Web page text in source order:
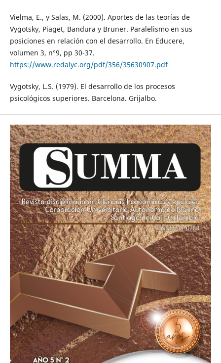
Vielma, E., y Salas, M. (2000). Aportes de las teorías de
Vygotsky, Piaget, Bandura y Bruner. Paralelismo en sus
posiciones en relación con el desarrollo. En Educere,
volumen 3, n°9, pp 30-37.
https://www.redalyc.org/pdf/356/35630907.pdf
Vygotsky, L.S. (1979). El desarrollo de los procesos
psicológicos superiores. Barcelona. Grijalbo.